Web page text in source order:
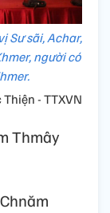
Sư sãi, Achar,
người có
- TTXVN
Thmây